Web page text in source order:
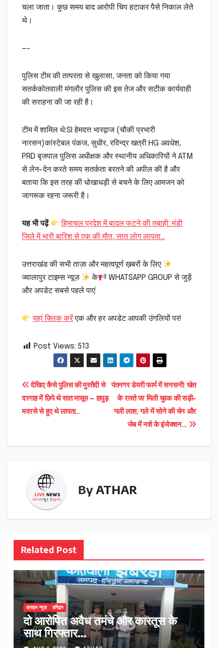
चला जाता। कुछ समय बाद आरोपी चिप हटाकर पैसे निकाल लेते
थे।
—-
पुलिस टीम की तत्परता से खुलासा, जनता को किया गया
सतर्ककोतवाली मंगलौर पुलिस की इस तेज और सटीक कार्यवाही
की सराहना की जा रही है।
टीम में शामिल थे:SI हेमदत्त भारद्वाज (चौकी प्रभारी
नारसन)कांस्टेबल पंकज, सुधीर, रविन्द्र खत्री HG अवधेश,
PRD बृजपाल पुलिस अधीक्षक और स्थानीय अधिकारियों ने ATM
से लेन-देन करते समय सतर्कता बरतने की अपील की है और
बताया कि इस तरह की धोखाधड़ी से बचने के लिए आमजन को
जागरूक रहना जरूरी है।
यह भी पढ़ें
हिमाचल प्रदेश में बादल फटने की तबाही: मंडी
जिले में भारी बारिश से एक की मौत, सात लोग लापता…
उत्तराखंड की सभी ताज़ा और महत्वपूर्ण ख़बरों के लिए
ज्वालापुर टाइम्स न्यूज़
के
WHATSAPP GROUP से जुड़ें
और अपडेट सबसे पहले पाएं
यहां क्लिक करेंएक और हर अपडेट आपकी उंगलियों पर!
Post Views: 513
Post
navigation
पंतनगर डेयरी फार्म में सनसनी: खेत
के रास्ते पर मिली युवक की सड़ी-
गली लाश, गले में सोने की चेन और
जेब में नशे के इंजेक्शन…
देखिए कैसे पुलिस की मुस्तैदी से
दरगाह में छिपे थे सात मासूम — हापुड़
मदरसे से हुए थे लापता…
By ATHAR
Related Post
क्राइम न्यूज़ हरिद्वार
दो आरोपित अवैध तमंचे और कारतूस के
साथ गिरफ्तार…